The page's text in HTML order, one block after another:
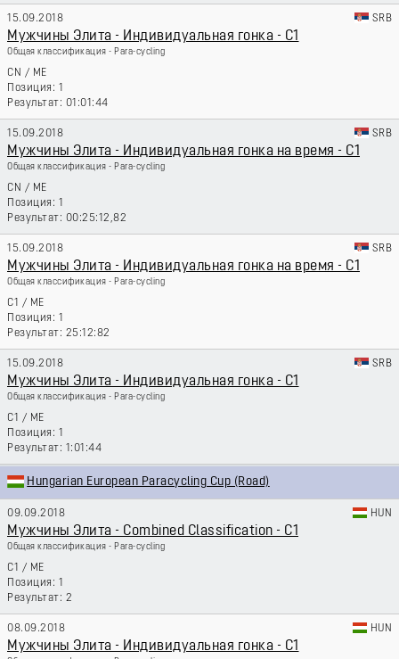
15.09.2018 SRB
Мужчины Элита - Индивидуальная гонка - C1
Общая классификация - Para-cycling
CN / ME
1
01:01:44
15.09.2018 SRB
Мужчины Элита - Индивидуальная гонка на время - C1
Общая классификация - Para-cycling
CN / ME
1
00:25:12,82
15.09.2018 SRB
Мужчины Элита - Индивидуальная гонка на время - C1
Общая классификация - Para-cycling
C1 / ME
1
25:12:82
15.09.2018 SRB
Мужчины Элита - Индивидуальная гонка - C1
Общая классификация - Para-cycling
C1 / ME
1
1:01:44
Hungarian European Paracycling Cup (Road)
09.09.2018 HUN
Мужчины Элита - Combined Classification - C1
Общая классификация - Para-cycling
C1 / ME
1
2
08.09.2018 HUN
Мужчины Элита - Индивидуальная гонка - C1